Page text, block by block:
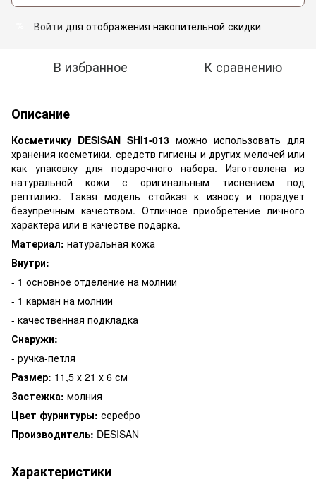
Войти для отображения накопительной скидки
В избранное К сравнению
Описание
Косметичку DESISAN SHI1-013 можно использовать для
хранения косметики, средств гигиены и других мелочей или
как упаковку для подарочного набора. Изготовлена из
натуральной кожи с оригинальным тиснением под
рептилию. Такая модель стойкая к износу и порадует
безупречным качеством. Отличное приобретение личного
характера или в качестве подарка.
Материал: натуральная кожа
Внутри:
- 1 основное отделение на молнии
- 1 карман на молнии
- качественная подкладка
Снаружи:
- ручка-петля
Размер: 11,5 х 21 х 6 см
Застежка: молния
Цвет фурнитуры: серебро
Производитель: DESISAN
Характеристики